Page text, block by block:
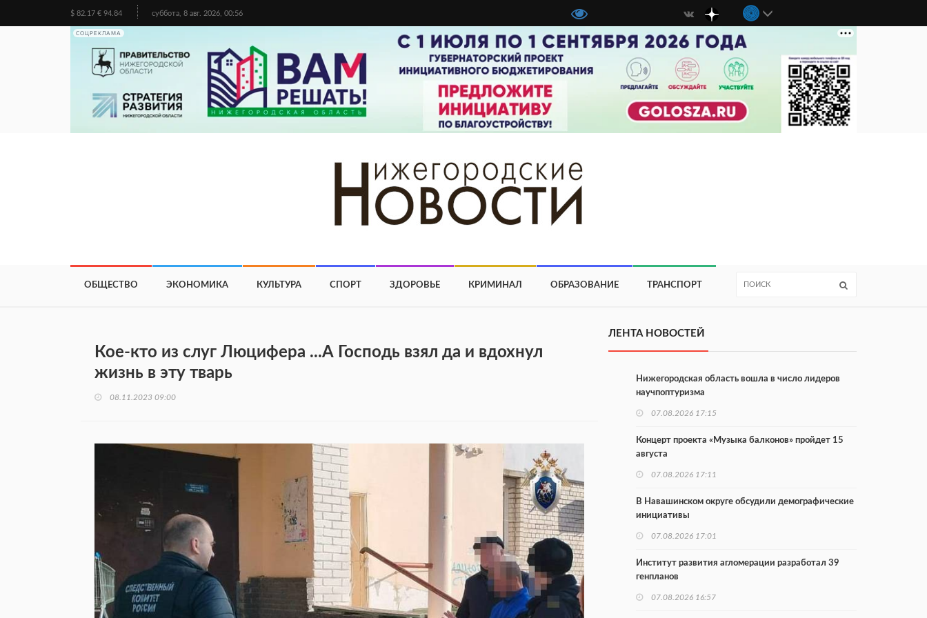
$ 82.17 € 94.84 суббота, 8 авг. 2026, 00:56
СОЦРЕКЛАМА
ОБЩЕСТВО ЭКОНОМИКА КУЛЬТУРА СПОРТ ЗДОРОВЬЕ КРИМИНАЛ ОБРАЗОВАНИЕ ТРАНСПОРТ
Кое-кто из слуг Люцифера ...А Господь взял да и вдохнул
жизнь в эту тварь
08.11.2023 09:00
ЛЕНТА НОВОСТЕЙ
Нижегородская область вошла в число лидеров
научпоптуризма
07.08.2026 17:15
Концерт проекта «Музыка балконов» пройдет 15
августа
07.08.2026 17:11
В Навашинском округе обсудили демографические
инициативы
07.08.2026 17:01
Институт развития агломерации разработал 39
генпланов
07.08.2026 16:57